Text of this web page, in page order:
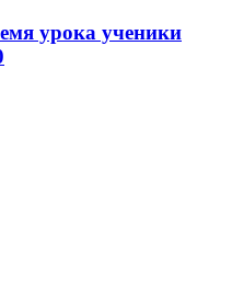
урока ученики